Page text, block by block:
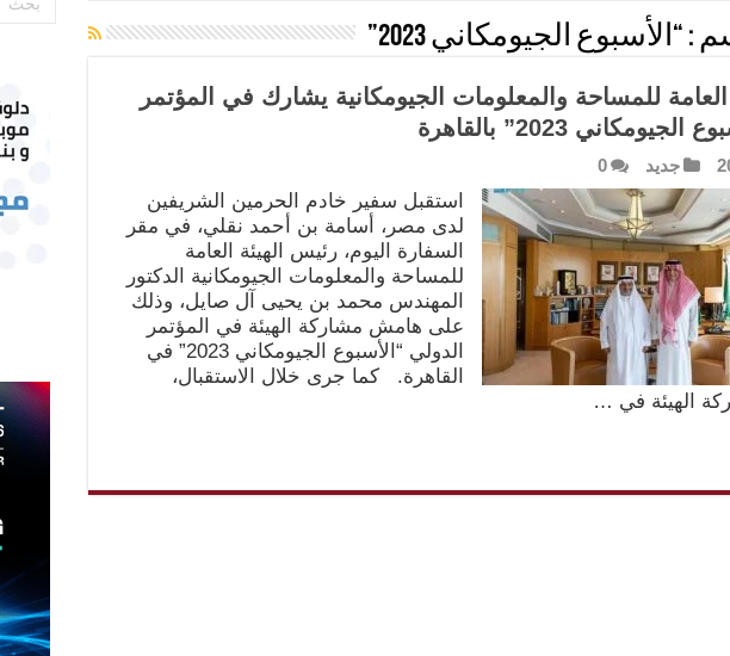
: “الأسبوع الجيومكاني 2023”
للمساحة والمعلومات الجيومكانية يشارك في المؤتمر
2023” بالقاهرة
جديد 0
استقبل سفير خادم الحرمين الشريفين
لدى مصر، أسامة بن أحمد نقلي، في مقر
السفارة اليوم، رئيس الهيئة العامة
للمساحة والمعلومات الجيومكانية الدكتور
المهندس محمد بن يحيى آل صايل، وذلك
على هامش مشاركة الهيئة في المؤتمر
الدولي “الأسبوع الجيومكاني 2023” في
القاهرة. كما جرى خلال الاستقبال،
الهيئة في …